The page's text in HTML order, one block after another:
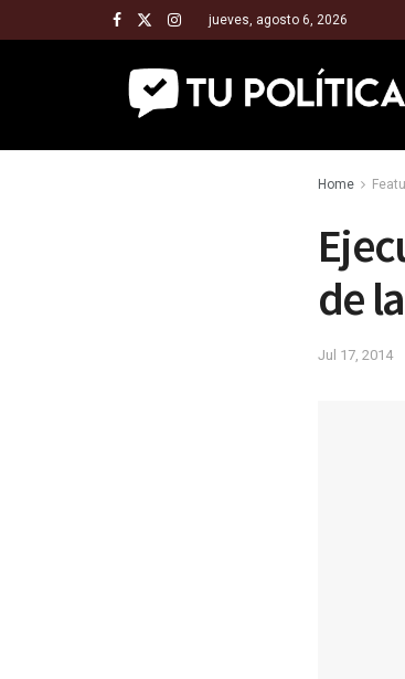
jueves, agosto 6, 2026
Home
de
Jul 17, 2014